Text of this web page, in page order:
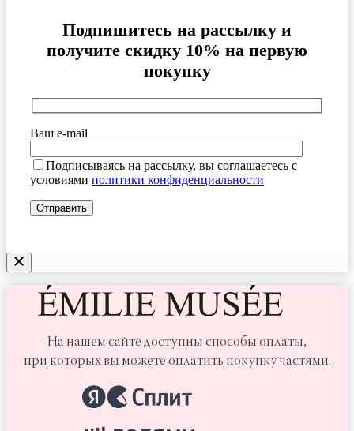
Подпишитесь на рассылку и
получите скидку 10% на первую
покупку
Ваш e-mail
Подписываясь на рассылку, вы соглашаетесь с
условиями политики конфиденциальности
На нашем сайте доступны способы оплаты,
при которых вы можете оплатить покупку частями.